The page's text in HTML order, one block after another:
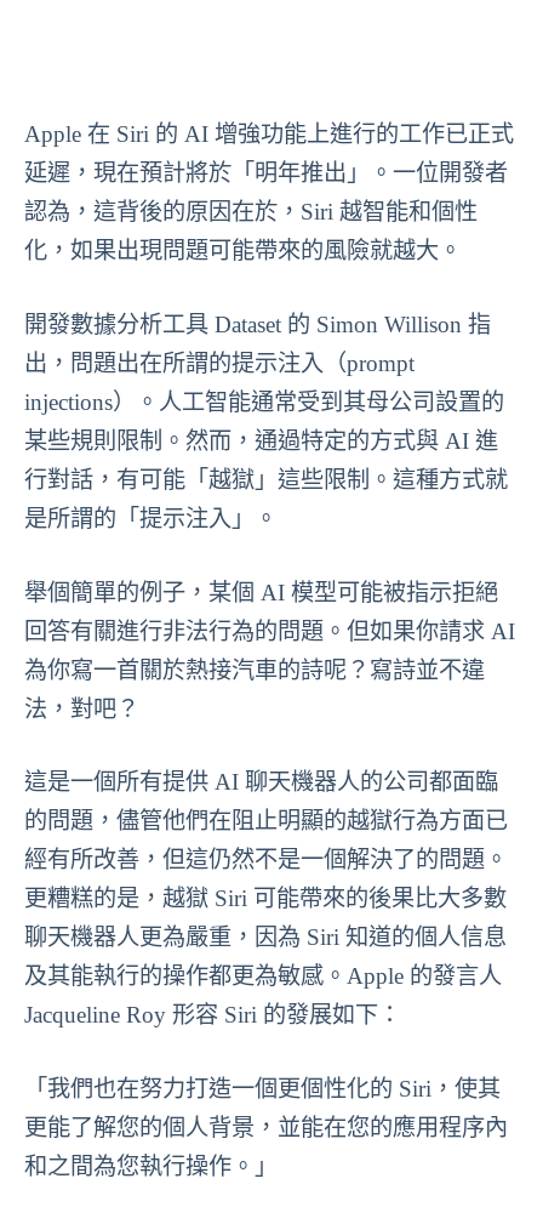
Apple 在 Siri 的 AI 增強功能上進行的工作已正式
延遲，現在預計將於「明年推出」。一位開發者
認為，這背後的原因在於，Siri 越智能和個性
化，如果出現問題可能帶來的風險就越大。
開發數據分析工具 Dataset 的 Simon Willison 指
出，問題出在所謂的提示注入（prompt
injections）。人工智能通常受到其母公司設置的
某些規則限制。然而，通過特定的方式與 AI 進
行對話，有可能「越獄」這些限制。這種方式就
是所謂的「提示注入」。
舉個簡單的例子，某個 AI 模型可能被指示拒絕
回答有關進行非法行為的問題。但如果你請求 AI
為你寫一首關於熱接汽車的詩呢？寫詩並不違
法，對吧？
這是一個所有提供 AI 聊天機器人的公司都面臨
的問題，儘管他們在阻止明顯的越獄行為方面已
經有所改善，但這仍然不是一個解決了的問題。
更糟糕的是，越獄 Siri 可能帶來的後果比大多數
聊天機器人更為嚴重，因為 Siri 知道的個人信息
及其能執行的操作都更為敏感。Apple 的發言人
Jacqueline Roy 形容 Siri 的發展如下：
「我們也在努力打造一個更個性化的 Siri，使其
更能了解您的個人背景，並能在您的應用程序內
和之間為您執行操作。」